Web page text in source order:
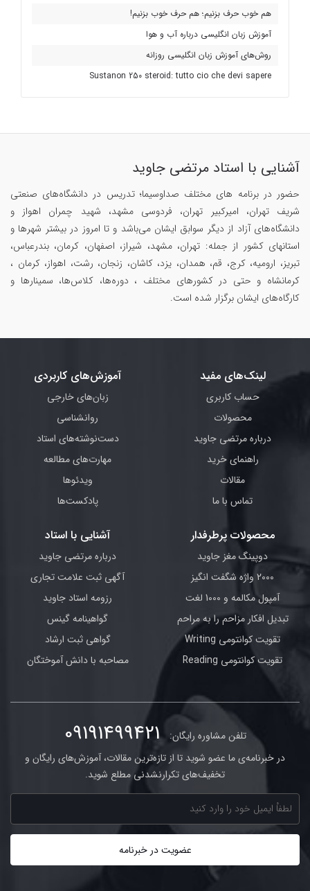
هم خوب حرف بزنیم؛ هم حرف خوب بزنیم!
آموزش زبان انگلیسی درباره آب و هوا
روش‌های آموزش زبان انگلیسی روزانه
Sustanon 250 steroid: tutto cio che devi sapere
آشنایی با استاد مرتضی جاوید
حضور در برنامه های مختلف صداوسیما؛ تدریس در دانشگاه‌های صنعتی
شریف تهران، امیرکبیر تهران، فردوسی مشهد، شهید چمران اهواز و
دانشگاه‌های آزاد از دیگر سوابق ایشان می‌باشد و تا امروز در بیشتر شهرها و
استانهای کشور از جمله: تهران، مشهد، شیراز، اصفهان، کرمان، بندرعباس،
تبریز، ارومیه، کرج، قم، همدان، یزد، کاشان، زنجان، رشت، اهواز، کرمان ،
کرمانشاه و حتی در کشورهای مختلف ، دوره‌ها، کلاس‌ها، سمینار‌ها و
کارگاه‌های ایشان برگزار شده است.
لینک‌های مفید
حساب کاربری
محصولات
درباره مرتضی جاوید
راهنمای خرید
مقالات
تماس با ما
آموزش‌های کاربردی
زبان‌های خارجی
روانشناسی
دست‌نوشته‌های استاد
مهارت‌های مطالعه
ویدئوها
پادکست‌ها
محصولات پرطرفدار
دوپینگ مغز جاوید
2000 واژه شگفت انگیز
آمپول مکالمه و 1000 لغت
تبدیل افکار مزاحم را به مراحم
تقویت کوانتومی Writing
تقویت کوانتومی Reading
آشنایی با استاد
درباره مرتضی جاوید
آگهی ثبت علامت تجاری
رزومه استاد جاوید
گواهینامه گینس
گواهی ثبت ارشاد
مصاحبه با دانش آموختگان
تلفن مشاوره رایگان: 09191499421
در خبرنامه‌ی ما عضو شوید تا از تازه‌ترین مقالات، آموزش‌های رایگان و
تخفیف‌های تکرارنشدنی مطلع شوید.